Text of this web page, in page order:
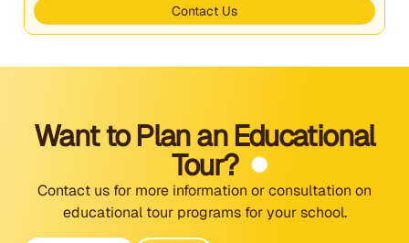
Contact Us
Want to Plan an Educational
Tour?
Contact us for more information or consultation on
educational tour programs for your school.